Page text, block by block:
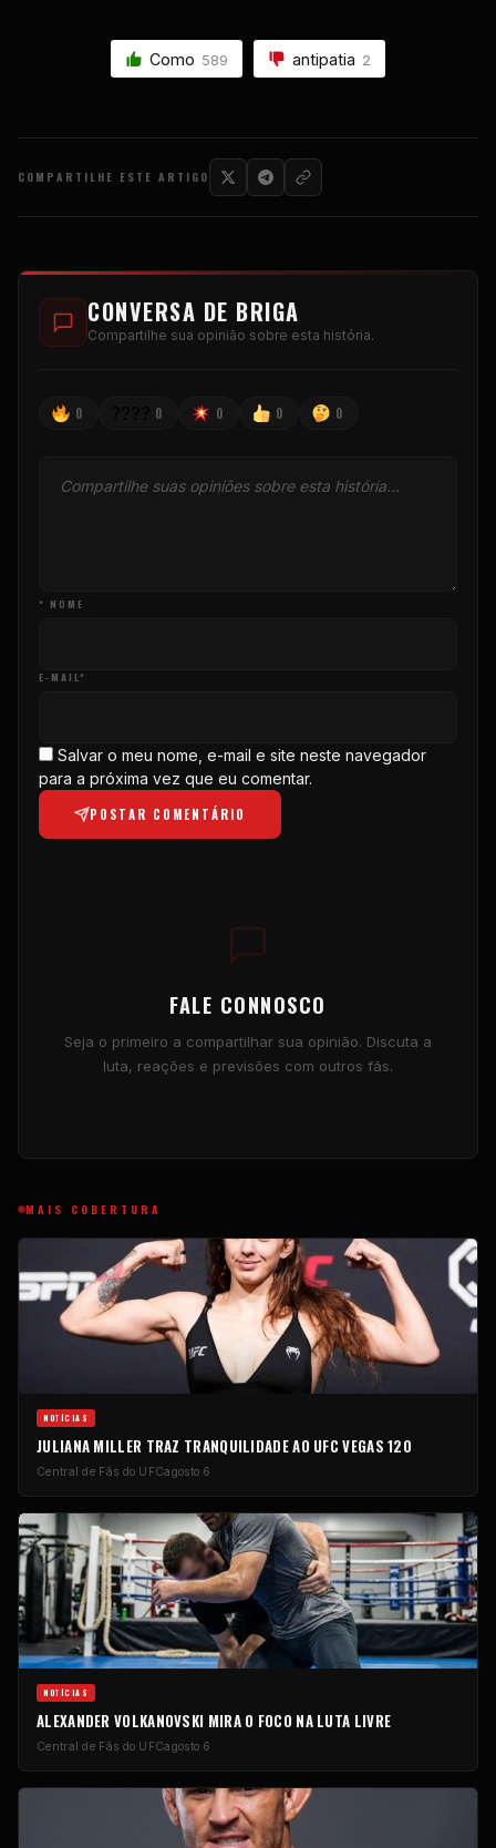
Como 589 antipatia 2
COMPARTILHE ESTE ARTIGO
CONVERSA DE BRIGA
Compartilhe sua opinião sobre esta história.
0 0 0 0 0
* NOME
E-MAIL*
Salvar o meu nome, e-mail e site neste navegador
para a próxima vez que eu comentar.
POSTAR COMENTÁRIO
FALE CONNOSCO
Seja o primeiro a compartilhar sua opinião. Discuta a
luta, reações e previsões com outros fãs.
MAIS COBERTURA
NOTÍCIAS
JULIANA MILLER TRAZ TRANQUILIDADE AO UFC VEGAS 120
Central de Fãs do UFCagosto 6
NOTÍCIAS
ALEXANDER VOLKANOVSKI MIRA O FOCO NA LUTA LIVRE
Central de Fãs do UFCagosto 6